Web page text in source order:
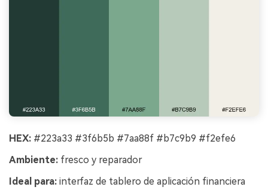
HEX: #223a33 #3f6b5b #7aa88f #b7c9b9 #f2efe6
Ambiente: fresco y reparador
Ideal para: interfaz de tablero de aplicación financiera